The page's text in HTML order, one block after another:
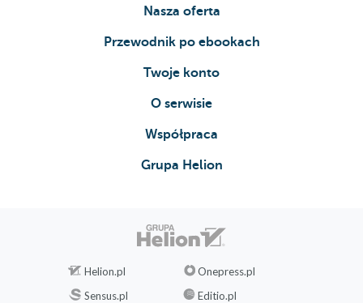
Nasza oferta
Przewodnik po ebookach
Twoje konto
O serwisie
Współpraca
Grupa Helion
Helion.pl
Onepress.pl
Sensus.pl
Editio.pl